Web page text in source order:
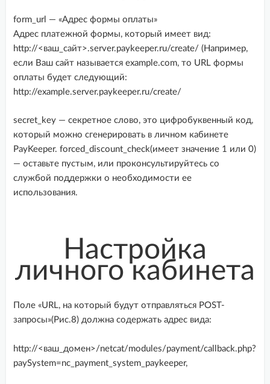
form_url — «Адрес формы оплаты»
Адрес платежной формы, который имеет вид:
http://<ваш_сайт>.server.paykeeper.ru/create/ (Например,
если Ваш сайт называется example.com, то URL формы
оплаты будет следующий:
http://example.server.paykeeper.ru/create/
secret_key — секретное слово, это цифробуквенный код,
который можно сгенерировать в личном кабинете
PayKeeper. forced_discount_check(имеет значение 1 или 0)
— оставьте пустым, или проконсультируйтесь со
службой поддержки о необходимости ее
использования.
Настройка
личного кабинета
Поле «URL, на который будут отправляться POST-
запросы»(Рис.8) должна содержать адрес вида:
http://<ваш_домен>/netcat/modules/payment/callback.php?
paySystem=nc_payment_system_paykeeper,